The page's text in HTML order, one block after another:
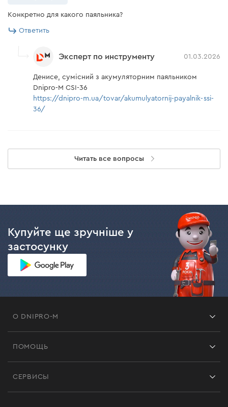
Конкретно для какого паяльника?
Ответить
Эксперт по инструменту 01.03.2026
Денисе, сумісний з акумуляторним паяльником
Dnipro-M СSI-36
https://dnipro-m.ua/tovar/akumulyatornij-payalnik-ssi-
36/
Читать все вопросы
Купуйте ще зручніше у
застосунку
О DNIPRO-M
ПОМОЩЬ
СЕРВИСЫ